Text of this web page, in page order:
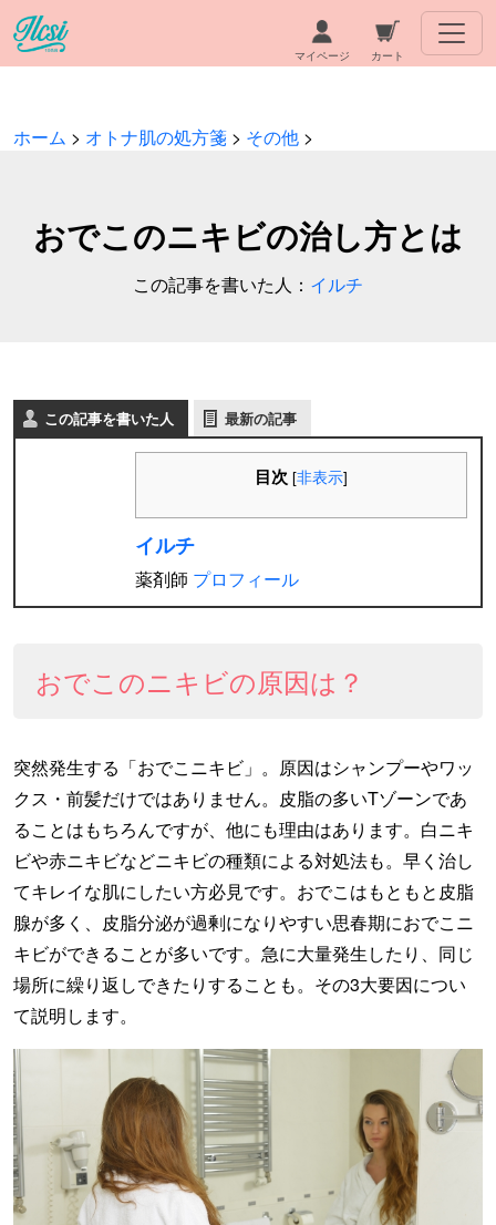
マイページ カート
ホーム > オトナ肌の処方箋 > その他 >
おでこのニキビの治し方とは
この記事を書いた人： イルチ
この記事を書いた人 最新の記事
目次 [非表示]
イルチ
薬剤師 プロフィール
おでこのニキビの原因は？
突然発生する「おでこニキビ」。原因はシャンプーやワッ
クス・前髪だけではありません。皮脂の多いTゾーンであ
ることはもちろんですが、他にも理由はあります。白ニキ
ビや赤ニキビなどニキビの種類による対処法も。早く治し
てキレイな肌にしたい方必見です。おでこはもともと皮脂
腺が多く、皮脂分泌が過剰になりやすい思春期におでこニ
キビができることが多いです。急に大量発生したり、同じ
場所に繰り返しできたりすることも。その3大要因につい
て説明します。